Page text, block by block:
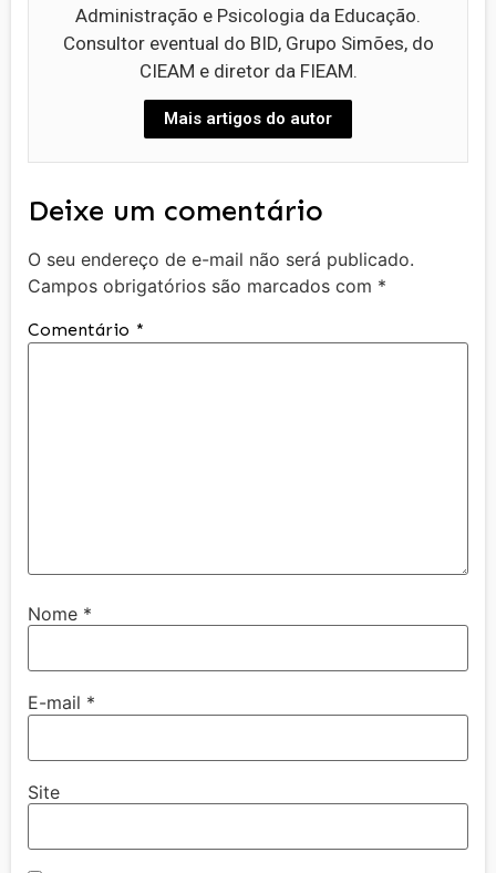
Administração e Psicologia da Educação.
Consultor eventual do BID, Grupo Simões, do
CIEAM e diretor da FIEAM.
Mais artigos do autor
Deixe um comentário
O seu endereço de e-mail não será publicado.
Campos obrigatórios são marcados com *
Comentário *
Nome *
E-mail *
Site